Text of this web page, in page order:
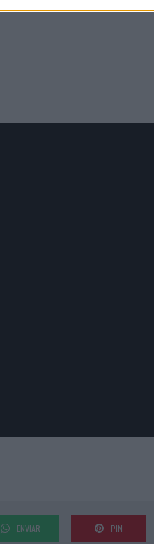
ENVIAR PIN